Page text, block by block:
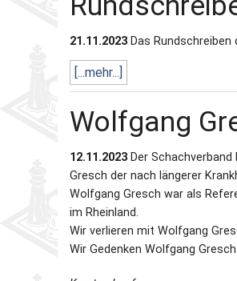
21.11.2023 Das
[...mehr...]
Wolfgang
12.11.2023 Der
Gresch der nach längerer
Wolfgang Gresch war als
im Rheinland.
Wir verlieren mit Wolfgang
Wir Gedenken Wolfgang